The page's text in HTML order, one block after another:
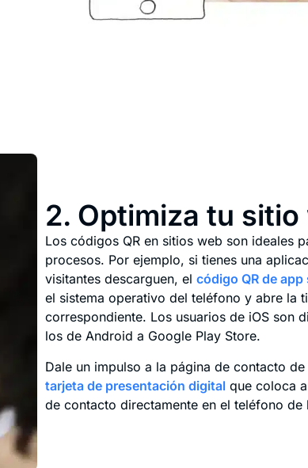
2. Optimiza tu sitio
Los códigos QR en sitios web son ideales
procesos. Por ejemplo, si tienes una
visitantes descarguen, el código QR de app
el sistema operativo del teléfono y abre la
correspondiente. Los usuarios de iOS son
los de Android a Google Play Store.
Dale un impulso a la página de contacto
tarjeta de presentación digitalque coloca
de contacto directamente en el teléfono de